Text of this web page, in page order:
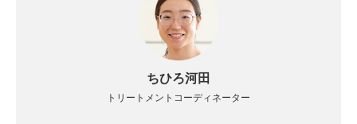
ちひろ河田
トリートメントコーディネーター